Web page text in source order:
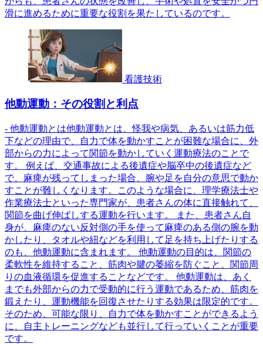
滑に進めるために重要な役割を果たしているのです。
看護技術
他動運動：その役割と利点
- 他動運動とは他動運動とは、怪我や病気、あるいは筋力低
下などの理由で、自力で体を動かすことが困難な場合に、外
部からの力によって関節を動かしていく運動療法のことで
す。 例えば、交通事故による後遺症や脳卒中の後遺症など
で、麻痺が残ってしまった場合、腕や足を自分の意思で動か
すことが難しくなります。このような場合に、理学療法士や
作業療法士といった専門家が、患者さんの体に直接触れて、
関節を曲げ伸ばしする運動を行います。 また、患者さん自
身が、麻痺のない反対側の手を使って麻痺のある側の腕を動
かしたり、タオルや紐などを利用して足を持ち上げたりする
のも、他動運動に含まれます。 他動運動の目的は、関節の
柔軟性を維持すること、筋肉や腱の萎縮を防ぐこと、関節周
りの血液循環を促進することなどです。 他動運動は、あく
までも外部からの力で受動的に行う運動であるため、筋肉を
鍛えたり、運動機能を回復させたりする効果は限定的です。
そのため、可能な限り、自力で体を動かすことができるよう
に、自主トレーニングなども並行して行っていくことが重要
です。